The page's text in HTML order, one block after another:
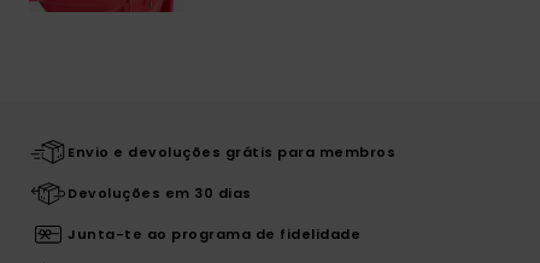
Envio e devoluções grátis para membros
Devoluções em 30 dias
Junta-te ao programa de fidelidade